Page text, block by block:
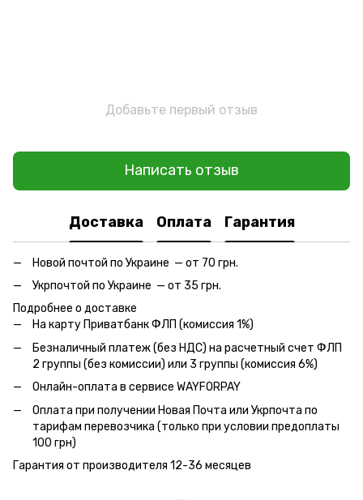
Добавьте первый отзыв
Написать отзыв
Доставка Оплата Гарантия
Новой почтой по Украине — от 70 грн.
Укрпочтой по Украине — от 35 грн.
Подробнее о доставке
На карту Приватбанк ФЛП (комиссия 1%)
Безналичный платеж (без НДС) на расчетный счет ФЛП
2 группы (без комиссии) или 3 группы (комиссия 6%)
Онлайн-оплата в сервисе WAYFORPAY
Оплата при получении Новая Почта или Укрпочта по
тарифам перевозчика (только при условии предоплаты
100 грн)
Гарантия от производителя 12-36 месяцев